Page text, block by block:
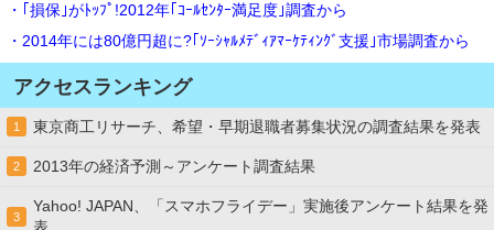
・｢損保｣がﾄｯﾌﾟ!2012年｢ｺｰﾙｾﾝﾀｰ満足度｣調査から
・2014年には80億円超に?｢ｿｰｼｬﾙﾒﾃﾞｨｱﾏｰｹﾃｨﾝｸﾞ支援｣市場調査から
アクセスランキング
1 東京商工リサーチ、希望・早期退職者募集状況の調査結果を発表
2 2013年の経済予測～アンケート調査結果
3
Yahoo! JAPAN、「スマホフライデー」実施後アンケート結果を発